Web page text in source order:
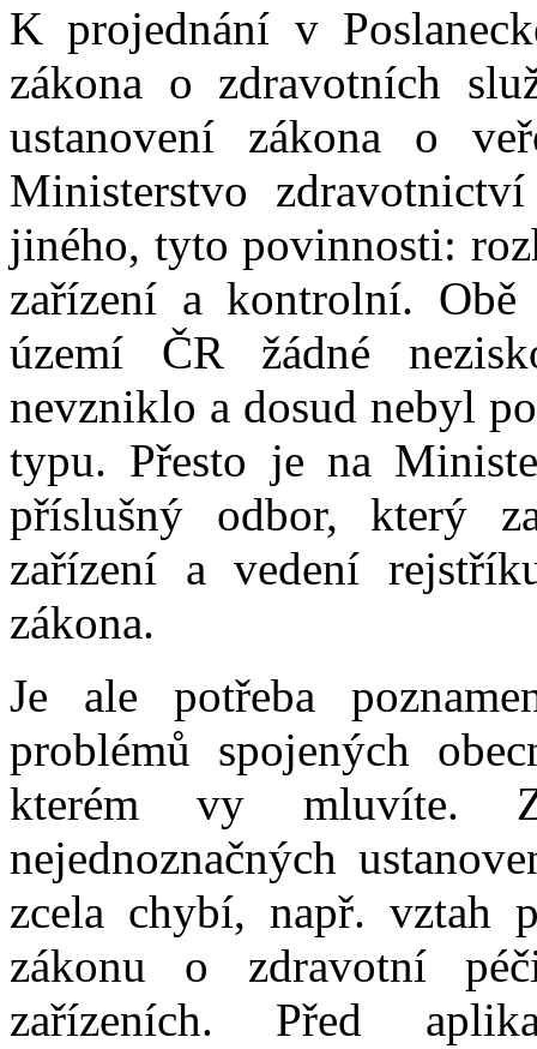
K projednání v
zákona o zdravotních
ustanovení zákona o
Ministerstvo
jiného, tyto povinnosti:
zařízení a kontrolní. Obě
území ČR žádné
nevzniklo a dosud nebyl
typu. Přesto je na
příslušný odbor, který
zařízení a vedení
zákona.
Je ale potřeba
problémů spojených
kterém vy mluvíte.
nejednoznačných
zcela chybí, např. vztah
zákonu o zdravotní
zařízeních. Před